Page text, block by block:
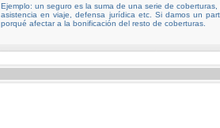
Ejemplo: un seguro es la suma de una serie de
asistencia en viaje, defensa jurídica etc. Si damos un
porqué afectar a la bonificación del resto de coberturas.